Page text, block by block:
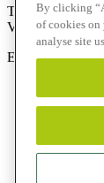
Vanuit het
E-mail:
By clicking
of cookies on
analyse site